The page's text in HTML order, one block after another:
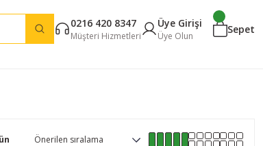
0216 420 8347
Müşteri Hizmetleri
Üye Girişi
Üye Olun
Sepet